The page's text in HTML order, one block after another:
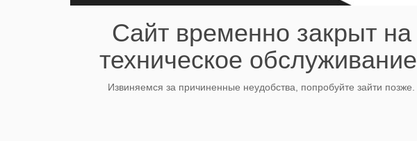
Сайт временно закрыт на
техническое
Извиняемся за причиненные неудобства, попробуйте зайти позже.